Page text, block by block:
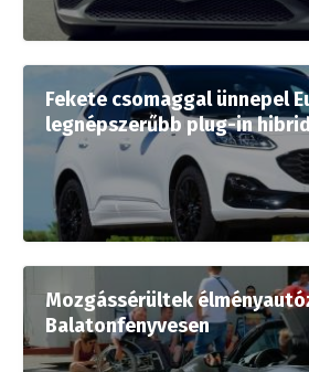
Fekete csomaggal ünnepel
legnépszerűbb plug-in
Mozgássérültek
Balatonfenyvesen